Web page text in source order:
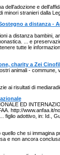
dell'adozione e
minori stranieri dalla
a distanza -
a distanza bambini,
... e
tutte le
charity a Zei
animali - commune,
ai risultati di
ED
http://www.anfaa.it/
figlio adottivo, in: Id.,
quello che si immagina
e non ancora conclusa